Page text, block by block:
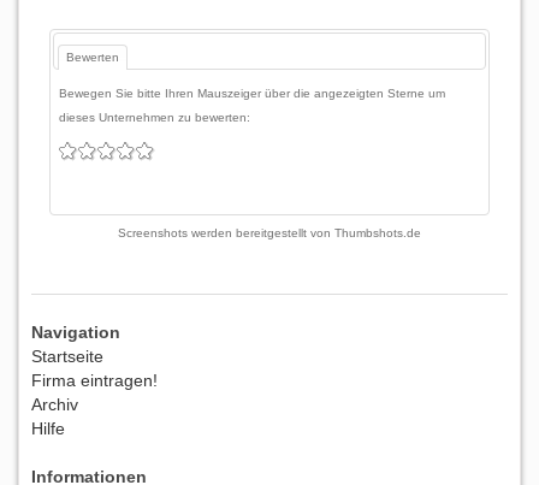
Bewerten
Bewegen Sie bitte Ihren Mauszeiger über die angezeigten Sterne um
dieses Unternehmen zu bewerten:
Screenshots werden bereitgestellt von Thumbshots.de
Navigation
Startseite
Firma eintragen!
Archiv
Hilfe
Informationen